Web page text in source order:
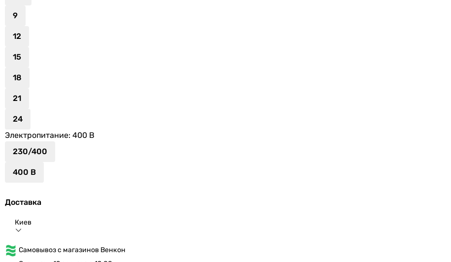
9
12
15
18
21
24
Электропитание: 400 В
230/400
400 В
Доставка
Киев
Самовывоз с магазинов Венкон